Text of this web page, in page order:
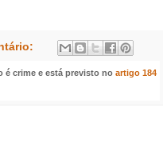
é crime e está previsto no artigo 184